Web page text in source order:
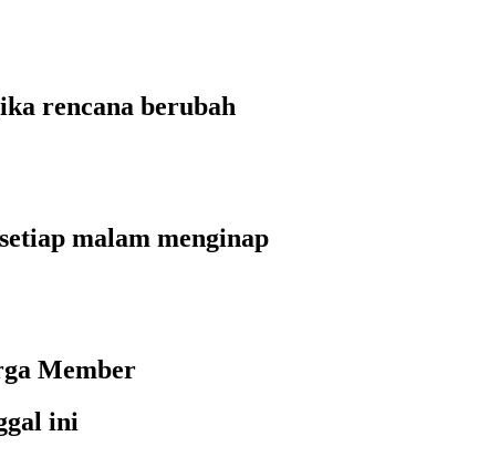
rencana berubah
malam menginap
Member
ini